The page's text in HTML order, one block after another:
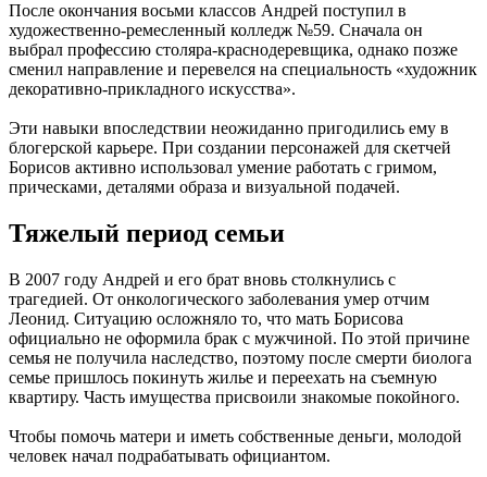
После окончания восьми классов Андрей поступил в
художественно-ремесленный колледж №59. Сначала он
выбрал профессию столяра-краснодеревщика, однако позже
сменил направление и перевелся на специальность «художник
декоративно-прикладного искусства».
Эти навыки впоследствии неожиданно пригодились ему в
блогерской карьере. При создании персонажей для скетчей
Борисов активно использовал умение работать с гримом,
прическами, деталями образа и визуальной подачей.
Тяжелый период семьи
В 2007 году Андрей и его брат вновь столкнулись с
трагедией. От онкологического заболевания умер отчим
Леонид. Ситуацию осложняло то, что мать Борисова
официально не оформила брак с мужчиной. По этой причине
семья не получила наследство, поэтому после смерти биолога
семье пришлось покинуть жилье и переехать на съемную
квартиру. Часть имущества присвоили знакомые покойного.
Чтобы помочь матери и иметь собственные деньги, молодой
человек начал подрабатывать официантом.